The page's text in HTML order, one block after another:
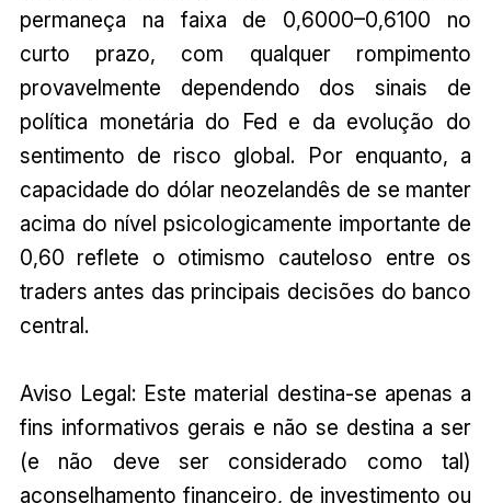
permaneça na faixa de 0,6000–0,6100 no
curto prazo, com qualquer rompimento
provavelmente dependendo dos sinais de
política monetária do Fed e da evolução do
sentimento de risco global. Por enquanto, a
capacidade do dólar neozelandês de se manter
acima do nível psicologicamente importante de
0,60 reflete o otimismo cauteloso entre os
traders antes das principais decisões do banco
central.
Aviso Legal: Este material destina-se apenas a
fins informativos gerais e não se destina a ser
(e não deve ser considerado como tal)
aconselhamento financeiro, de investimento ou